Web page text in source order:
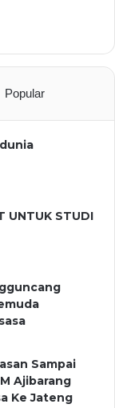
Popular
UNTUK STUDI
Sampai
Ajibarang
Ke Jateng